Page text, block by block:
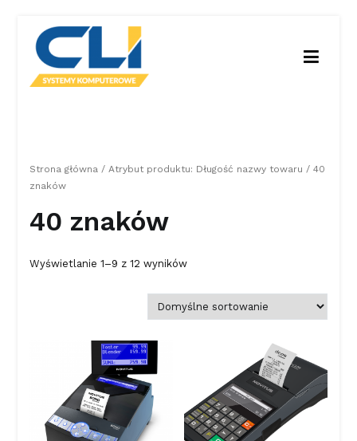
Przejdź
treści
Strona główna / Atrybut produktu: Długość nazwy towaru / 40
znaków
40 znaków
Wyświetlanie 1–9 z 12 wyników